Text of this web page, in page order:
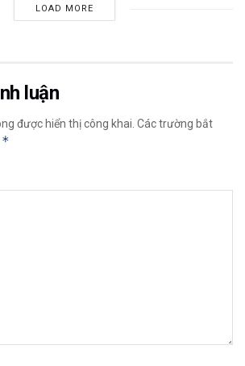
LOAD MORE
luận
được hiển thị công khai. Các trường bắt
*